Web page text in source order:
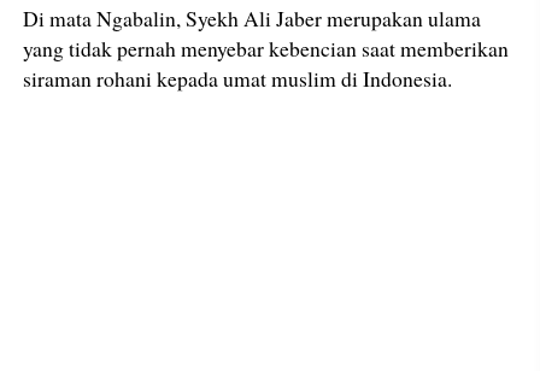
Di mata Ngabalin, Syekh Ali Jaber merupakan ulama
yang tidak pernah menyebar kebencian saat memberikan
siraman rohani kepada umat muslim di Indonesia.